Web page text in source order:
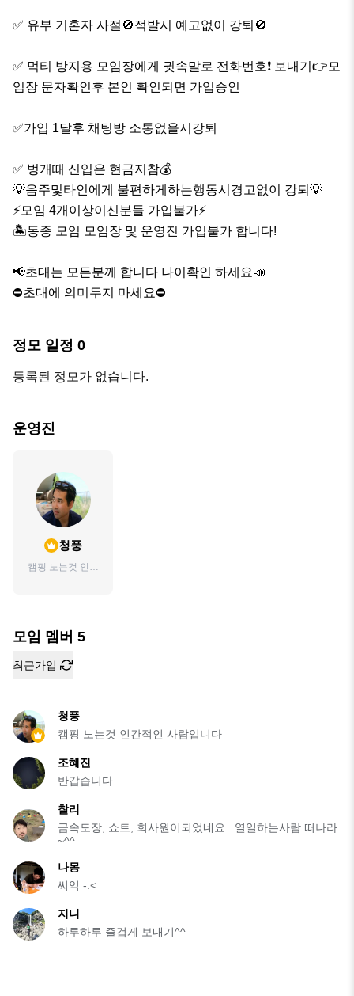
✅ 유부 기혼자 사절🚫적발시 예고없이 강퇴🚫
✅ 먹티 방지용 모임장에게 귓속말로 전화번호❗️ 보내기👉모
임장 문자확인후 본인 확인되면 가입승인
✅️가입 1달후 채팅방 소통없을시강퇴
✅ 벙개때 신입은 현금지참💰
💡음주및타인에게 불편하게하는행동시경고없이 강퇴💡
⚡️모임 4개이상이신분들 가입불가⚡️
🏝동종 모임 모임장 및 운영진 가입불가 합니다!
📢초대는 모든분께 합니다 나이확인 하세요📣
⛔️초대에 의미두지 마세요⛔️
정모 일정 0
등록된 정모가 없습니다.
운영진
청풍
캠핑 노는것 인간
모임 멤버 5
최근가입
청풍
캠핑 노는것 인간적인 사람입니다
조혜진
반갑습니다
찰리
금속도장, 쇼트, 회사원이되었네요.. 열일하는사람 떠나라
~^^
나몽
씨익 -.<
지니
하루하루 즐겁게 보내기^^